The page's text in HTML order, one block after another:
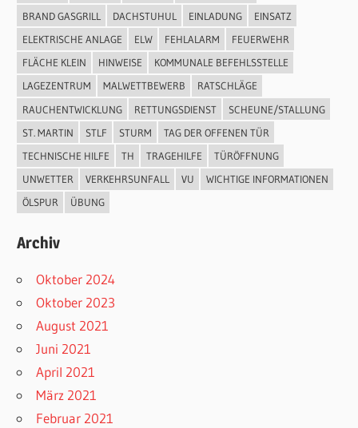
BRAND GASGRILL
DACHSTUHUL EINLADUNG
EINSATZ
ELEKTRISCHE ANLAGE
ELW FEHLALARM
FEUERWEHR
FLÄCHE KLEIN
HINWEISE
KOMMUNALE BEFEHLSSTELLE
LAGEZENTRUM
MALWETTBEWERB
RATSCHLÄGE
RAUCHENTWICKLUNG
RETTUNGSDIENST
SCHEUNE/STALLUNG
ST. MARTIN
STLF STURM
TAG DER OFFENEN TÜR
TECHNISCHE HILFE
TH TRAGEHILFE
TÜRÖFFNUNG
UNWETTER
VERKEHRSUNFALL VU
WICHTIGE INFORMATIONEN
ÖLSPUR
ÜBUNG
Archiv
Oktober 2024
Oktober 2023
August 2021
Juni 2021
April 2021
März 2021
Februar 2021